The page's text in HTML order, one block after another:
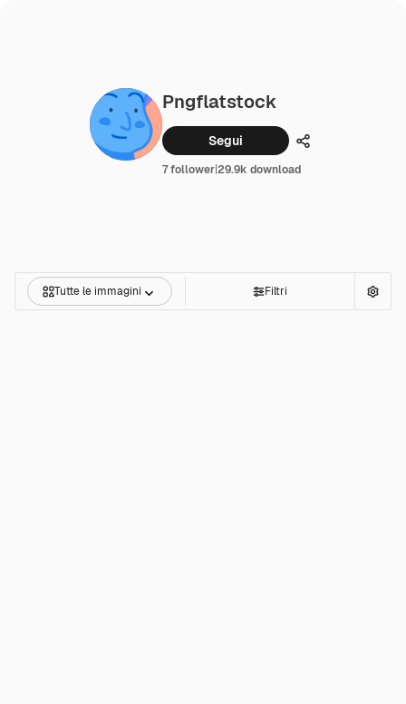
Pngflatstock
Segui Condividi
7 follower|29.9k download
Tutte le immagini Filtri